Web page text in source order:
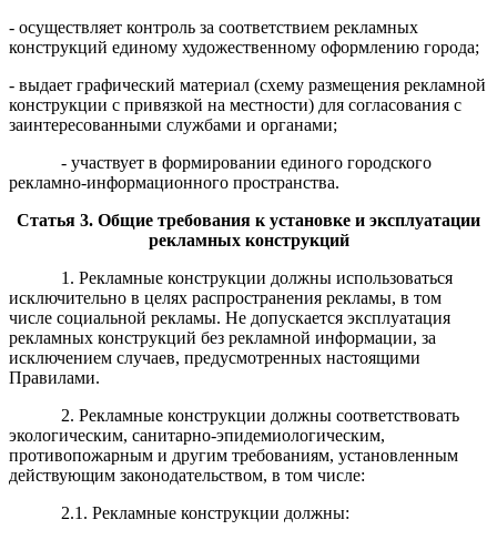
- осуществляет контроль за соответствием рекламных
конструкций единому художественному оформлению города;
- выдает графический материал (схему размещения рекламной
конструкции с привязкой на местности) для согласования с
заинтересованными службами и органами;
- участвует в формировании единого городского
рекламно-информационного пространства.
Статья 3. Общие требования к установке и эксплуатации
рекламных конструкций
1. Рекламные конструкции должны использоваться
исключительно в целях распространения рекламы, в том
числе социальной рекламы. Не допускается эксплуатация
рекламных конструкций без рекламной информации, за
исключением случаев, предусмотренных настоящими
Правилами.
2. Рекламные конструкции должны соответствовать
экологическим, санитарно-эпидемиологическим,
противопожарным и другим требованиям, установленным
действующим законодательством, в том числе:
2.1. Рекламные конструкции должны: